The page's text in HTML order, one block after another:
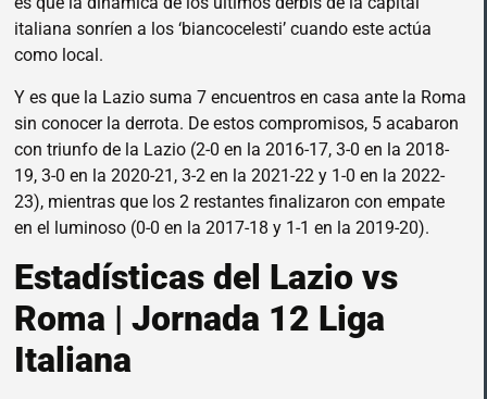
italiana sonríen a los ‘biancocelesti’ cuando este actúa
como local.
Y es que la Lazio suma 7 encuentros en casa ante la Roma
sin conocer la derrota. De estos compromisos, 5 acabaron
con triunfo de la Lazio (2-0 en la 2016-17, 3-0 en la 2018-
19, 3-0 en la 2020-21, 3-2 en la 2021-22 y 1-0 en la 2022-
23), mientras que los 2 restantes finalizaron con empate
en el luminoso (0-0 en la 2017-18 y 1-1 en la 2019-20).
Estadísticas del Lazio vs
Roma | Jornada 12 Liga
Italiana